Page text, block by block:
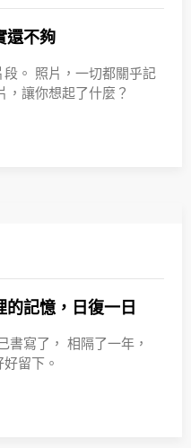
還不夠
。 照片，一切都關乎記
，讓你想起了什麼？
記憶，日復一日
書寫了， 相隔了一年，
留下。